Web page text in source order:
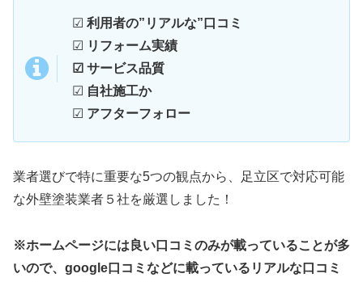
☑ 利用者の”リアルな”口コミ
☑ リフォーム実績
☑ サービス品質
☑ 自社施工か
☑ アフターフォロー
業者選びで特に重要な5つの観点から、足立区で対応可能
な外壁塗装業者５社を厳選しました！
※ホームページには良い口コミのみが載っていることが多
いので、google口コミなどに載っているリアルな口コミ